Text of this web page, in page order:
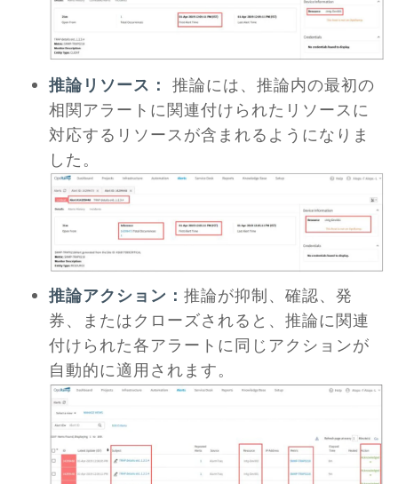
推論リソース： 推論には、推論内の最初の
相関アラートに関連付けられたリソースに
対応するリソースが含まれるようになりま
した。
推論アクション： 推論が抑制、確認、発
券、またはクローズされると、推論に関連
付けられた各アラートに同じアクションが
自動的に適用されます。